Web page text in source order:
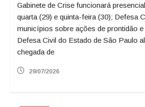
Gabinete de Crise funcionará
quarta (29) e quinta-feira (30); Defesa
municípios sobre ações de prontidão
Defesa Civil do Estado de São Paulo
chegada de
29/07/2026